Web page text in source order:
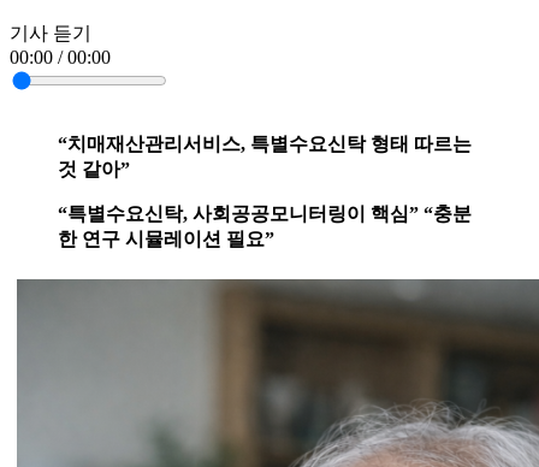
기사 듣기
00:00 / 00:00
“치매재산관리서비스, 특별수요신탁 형태 따르는
것 같아”
“특별수요신탁, 사회공공모니터링이 핵심” “충분
한 연구 시뮬레이션 필요”